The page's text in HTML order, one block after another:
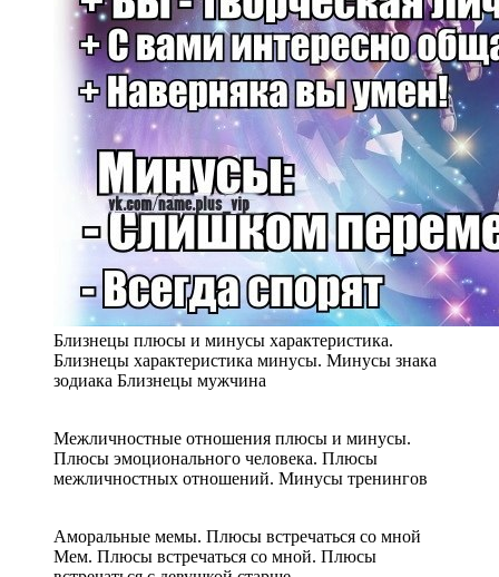
Близнецы плюсы и минусы характеристика.
Близнецы характеристика минусы. Минусы знака
зодиака Близнецы мужчина
Межличностные отношения плюсы и минусы.
Плюсы эмоционального человека. Плюсы
межличностных отношений. Минусы тренингов